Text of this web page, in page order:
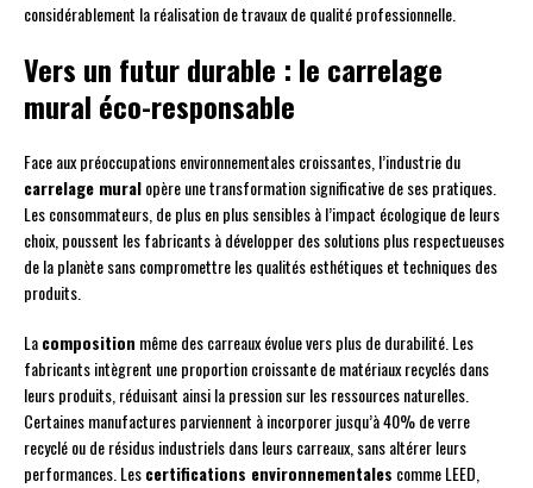
considérablement la réalisation de travaux de qualité professionnelle.
Vers un futur durable : le carrelage
mural éco-responsable
Face aux préoccupations environnementales croissantes, l’industrie du
carrelage muralopère une transformation significative de ses pratiques.
Les consommateurs, de plus en plus sensibles à l’impact écologique de leurs
choix, poussent les fabricants à développer des solutions plus respectueuses
de la planète sans compromettre les qualités esthétiques et techniques des
produits.
Lacomposition même des carreaux évolue vers plus de durabilité. Les
fabricants intègrent une proportion croissante de matériaux recyclés dans
leurs produits, réduisant ainsi la pression sur les ressources naturelles.
Certaines manufactures parviennent à incorporer jusqu’à 40% de verre
recyclé ou de résidus industriels dans leurs carreaux, sans altérer leurs
performances. Lescertifications environnementales comme LEED,